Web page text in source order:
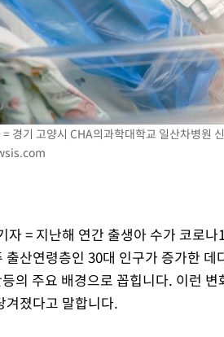
민적 공분에 수사 재개"
까지…'쑥대밭' 된 축구협회
김태유 서울대 공대 교수…이병태
경기 고양시 CHA의과학대학교 일산차병원
자 = 지난해 연간 출생아 수가 코로
산연령층인 30대 인구가 증가한
의 주요 배경으로 꼽힙니다. 이런
겨졌다고 말합니다.